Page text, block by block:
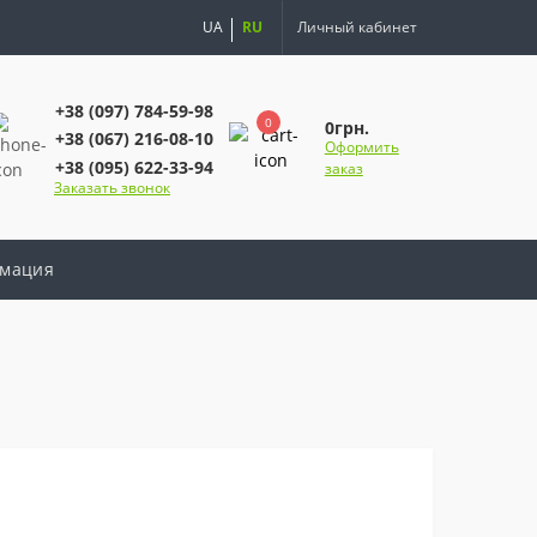
UA RU Личный кабинет
+38 (097) 784-59-98
+38 (067) 216-08-10
+38 (095) 622-33-94
Заказать звонок
0 0грн.
Оформить
заказ